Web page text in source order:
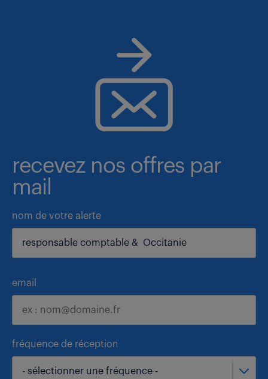
recevez nos offres par
mail
nom de votre alerte
email
fréquence de réception
- sélectionner une fréquence -